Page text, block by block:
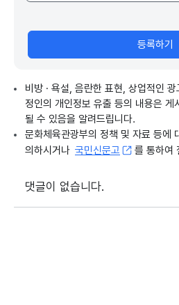
등록하기
비방 · 욕설, 음란한 표현, 상업적인
정인의 개인정보 유출 등의 내용은 게
될 수 있음을 알려드립니다.
문화체육관광부의 정책 및 자료 등에
의하시거나 국민신문고 를 통하여
댓글이 없습니다.